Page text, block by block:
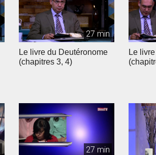
27 min
Le livre du Deutéronome
(chapitres 3, 4)
Le
27 min